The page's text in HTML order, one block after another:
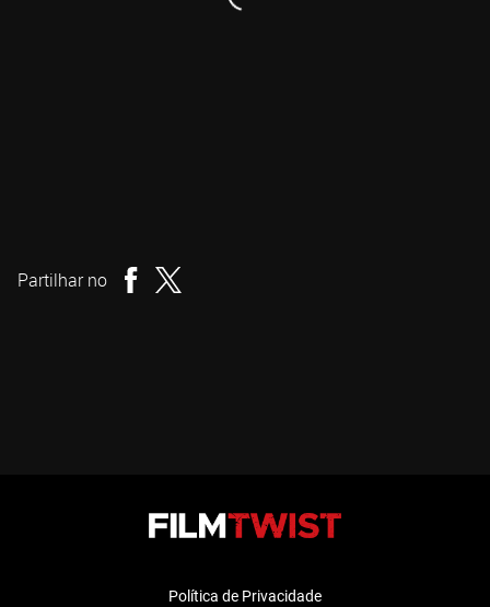
Partilhar no
Política de Privacidade